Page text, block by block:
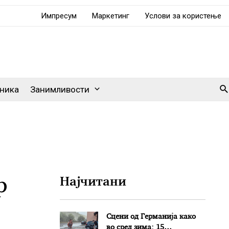
Импресум Маркетинг Услови за користење
Занимливости
Најчитани
Сцени од Германија како
во сред зима: 15